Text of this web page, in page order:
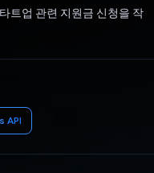
트업 관련 지원금 신청을 작
API